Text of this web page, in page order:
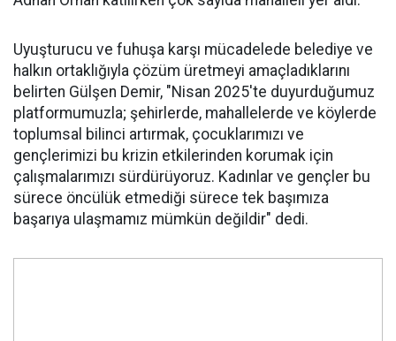
Uyuşturucu ve fuhuşa karşı mücadelede belediye ve
halkın ortaklığıyla çözüm üretmeyi amaçladıklarını
belirten Gülşen Demir, "Nisan 2025'te duyurduğumuz
platformumuzla; şehirlerde, mahallelerde ve köylerde
toplumsal bilinci artırmak, çocuklarımızı ve
gençlerimizi bu krizin etkilerinden korumak için
çalışmalarımızı sürdürüyoruz. Kadınlar ve gençler bu
sürece öncülük etmediği sürece tek başımıza
başarıya ulaşmamız mümkün değildir" dedi.